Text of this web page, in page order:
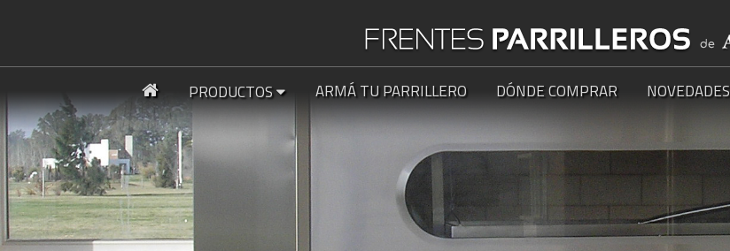
PRODUCTOS ARMÁ TU PARRILLERO DÓNDE COMPRAR NOVEDADES